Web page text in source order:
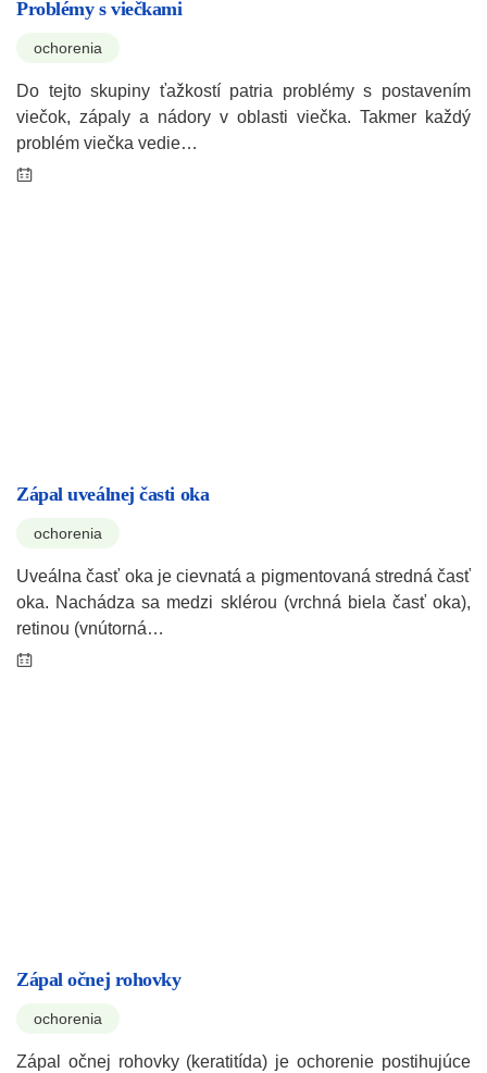
Problémy s viečkami
ochorenia
Do tejto skupiny ťažkostí patria problémy s postavením
viečok, zápaly a nádory v oblasti viečka. Takmer každý
problém viečka vedie…
Zápal uveálnej časti oka
ochorenia
Uveálna časť oka je cievnatá a pigmentovaná stredná časť
oka. Nachádza sa medzi sklérou (vrchná biela časť oka),
retinou (vnútorná…
Zápal očnej rohovky
ochorenia
Zápal očnej rohovky (keratitída) je ochorenie postihujúce